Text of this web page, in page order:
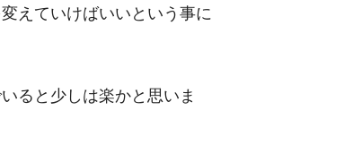
えていけばいいという事に
ると少しは楽かと思いま